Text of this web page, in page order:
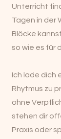
Unterricht
Tagen in der
Blöcke
so wie es für
Ich lade dich
Rhytmus zu
ohne
stehen dir
Praxis oder